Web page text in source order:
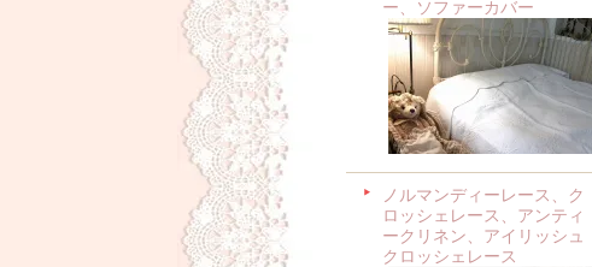
ー、ソファーカバー
ノルマンディーレース、ク
ロッシェレース、アンティ
ークリネン、アイリッシュ
クロッシェレース